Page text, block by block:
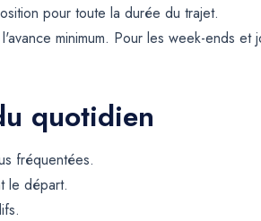
pour toute la durée du trajet.
minimum. Pour les week-ends
quotidien
fréquentées.
le départ.